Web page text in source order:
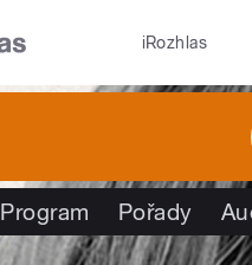
iRozhlas
Program Pořady